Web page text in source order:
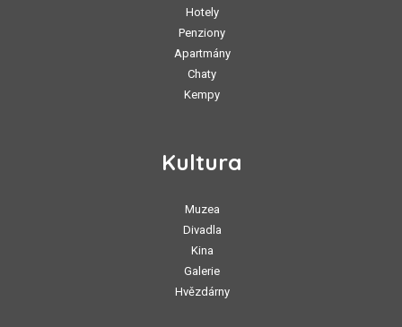
Hotely
Penziony
Apartmány
Chaty
Kempy
Kultura
Muzea
Divadla
Kina
Galerie
Hvězdárny